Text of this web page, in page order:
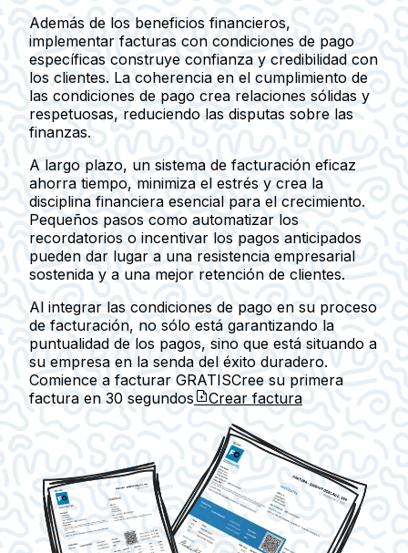
Además de los beneficios financieros,
implementar facturas con condiciones de pago
específicas construye confianza y credibilidad con
los clientes. La coherencia en el cumplimiento de
las condiciones de pago crea relaciones sólidas y
respetuosas, reduciendo las disputas sobre las
finanzas.
A largo plazo, un sistema de facturación eficaz
ahorra tiempo, minimiza el estrés y crea la
disciplina financiera esencial para el crecimiento.
Pequeños pasos como automatizar los
recordatorios o incentivar los pagos anticipados
pueden dar lugar a una resistencia empresarial
sostenida y a una mejor retención de clientes.
Al integrar las condiciones de pago en su proceso
de facturación, no sólo está garantizando la
puntualidad de los pagos, sino que está situando a
su empresa en la senda del éxito duradero.
Comience a facturar GRATISCree su primera
factura en 30 segundos Crear factura